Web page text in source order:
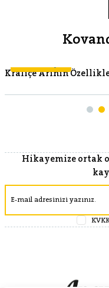
Kraliçe Arının
Hikayemize ortak